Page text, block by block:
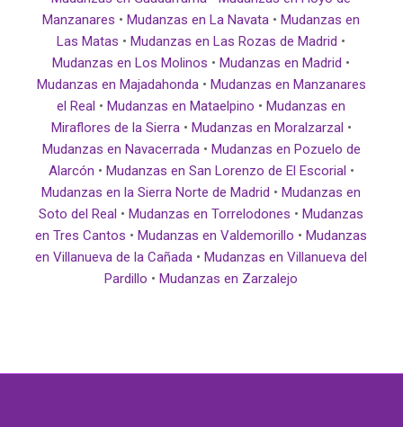
Manzanares • Mudanzas en La Navata • Mudanzas en
Las Matas • Mudanzas en Las Rozas de Madrid •
Mudanzas en Los Molinos • Mudanzas en Madrid •
Mudanzas en Majadahonda• Mudanzas en Manzanares
el Real • Mudanzas en Mataelpino • Mudanzas en
Miraflores de la Sierra• Mudanzas en Moralzarzal •
Mudanzas en Navacerrada• Mudanzas en Pozuelo de
Alarcón • Mudanzas en San Lorenzo de El Escorial •
Mudanzas en la Sierra Norte de Madrid • Mudanzas en
Soto del Real • Mudanzas en Torrelodones • Mudanzas
en Tres Cantos • Mudanzas en Valdemorillo • Mudanzas
en Villanueva de la Cañada • Mudanzas en Villanueva del
Pardillo • Mudanzas en Zarzalejo